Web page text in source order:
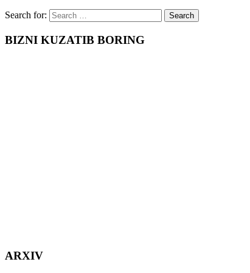
Search for:
BIZNI KUZATIB BORING
ARXIV